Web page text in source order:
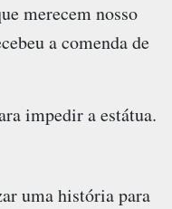
merecem nosso
a comenda de
impedir a estátua.
uma história para